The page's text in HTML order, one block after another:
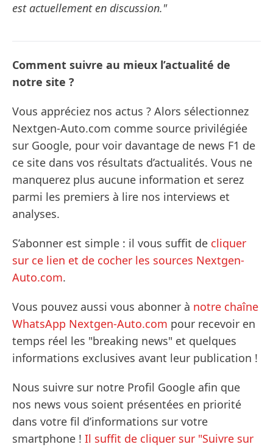
est actuellement en discussion."
Comment suivre au mieux l’actualité de
notre site ?
Vous appréciez nos actus ? Alors sélectionnez
Nextgen-Auto.com comme source privilégiée
sur Google, pour voir davantage de news F1 de
ce site dans vos résultats d’actualités. Vous ne
manquerez plus aucune information et serez
parmi les premiers à lire nos interviews et
analyses.
S’abonner est simple : il vous suffit de cliquer
sur ce lien et de cocher les sources Nextgen-
Auto.com.
Vous pouvez aussi vous abonner à notre chaîne
WhatsApp Nextgen-Auto.com pour recevoir en
temps réel les "breaking news" et quelques
informations exclusives avant leur publication !
Nous suivre sur notre Profil Google afin que
nos news vous soient présentées en priorité
dans votre fil d’informations sur votre
smartphone ! Il suffit de cliquer sur "Suivre sur